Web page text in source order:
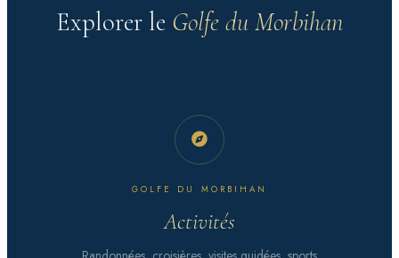
Explorer le Golfe du Morbihan
GOLFE DU MORBIHAN
Activités